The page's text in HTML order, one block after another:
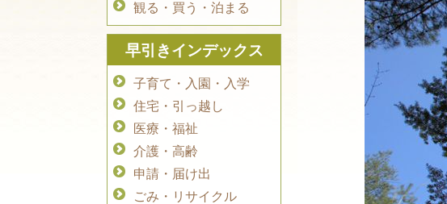
観る・買う・泊まる
早引きインデックス
子育て・入園・入学
住宅・引っ越し
医療・福祉
介護・高齢
申請・届け出
ごみ・リサイクル